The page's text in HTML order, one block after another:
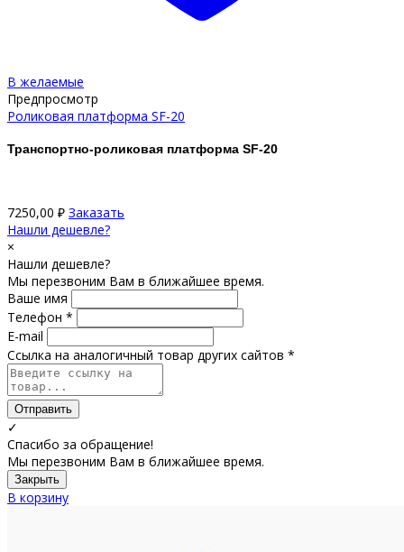
В желаемые
Предпросмотр
Роликовая платформа SF-20
Транспортно-роликовая платформа SF-20
7250,00 ₽ Заказать
Нашли дешевле?
×
Нашли дешевле?
Мы перезвоним Вам в ближайшее время.
Ваше имя
Телефон *
E-mail
Ссылка на аналогичный товар других сайтов *
Отправить
✓
Спасибо за обращение!
Мы перезвоним Вам в ближайшее время.
Закрыть
В корзину